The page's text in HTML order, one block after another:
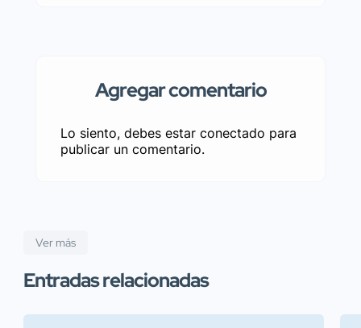
Agregar comentario
Lo siento, debes estar conectado para
publicar un comentario.
Ver más
Entradas relacionadas